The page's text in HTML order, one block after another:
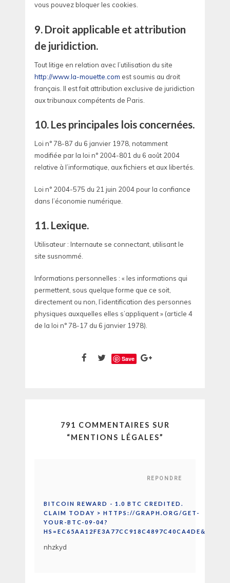
vous pouvez bloquer les cookies.
9. Droit applicable et attribution
de juridiction.
Tout litige en relation avec l’utilisation du site
http://www.la-mouette.com est soumis au droit
français. Il est fait attribution exclusive de juridiction
aux tribunaux compétents de Paris.
10. Les principales lois concernées.
Loi n° 78-87 du 6 janvier 1978, notamment
modifiée par la loi n° 2004-801 du 6 août 2004
relative à l’informatique, aux fichiers et aux libertés.
Loi n° 2004-575 du 21 juin 2004 pour la confiance
dans l’économie numérique.
11. Lexique.
Utilisateur : Internaute se connectant, utilisant le
site susnommé.
Informations personnelles : « les informations qui
permettent, sous quelque forme que ce soit,
directement ou non, l’identification des personnes
physiques auxquelles elles s’appliquent » (article 4
de la loi n° 78-17 du 6 janvier 1978).
Save
791 COMMENTAIRES SUR
“MENTIONS LÉGALES”
REPONDRE
BITCOIN REWARD - 1.0 BTC CREDITED.
CLAIM TODAY > HTTPS://GRAPH.ORG/GET-
YOUR-BTC-09-04?
HS=EC65AA12FE3A77CC918C4897C40CA4DE&
nhzkyd